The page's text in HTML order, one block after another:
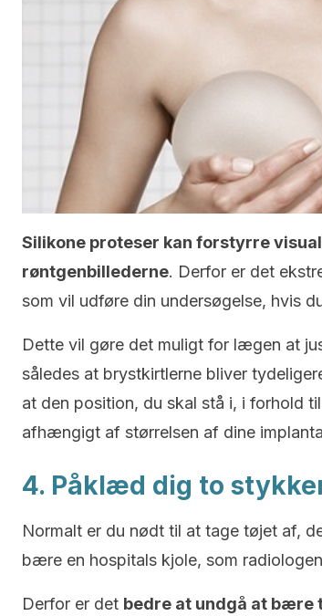
Silikone proteser kan forstyrre
røntgenbillederne. Derfor er det
som vil udføre din undersøgelse, hvis
Dette vil gøre det muligt for lægen at
således at brystkirtlerne bliver
at den position, du skal stå i, i forhold
afhængigt af størrelsen af ​​dine
4. Påklæd dig to
Normalt er du nødt til at tage tøjet af,
bære en hospitals kjole, som
Derfor er det bedre at undgå at bære